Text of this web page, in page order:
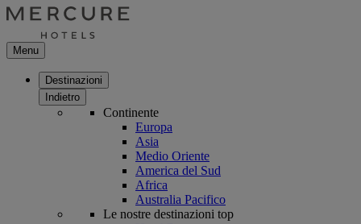
Menu
Destinazioni
Indietro
Continente
Europa
Asia
Medio Oriente
America del Sud
Africa
Australia Pacifico
Le nostre destinazioni top